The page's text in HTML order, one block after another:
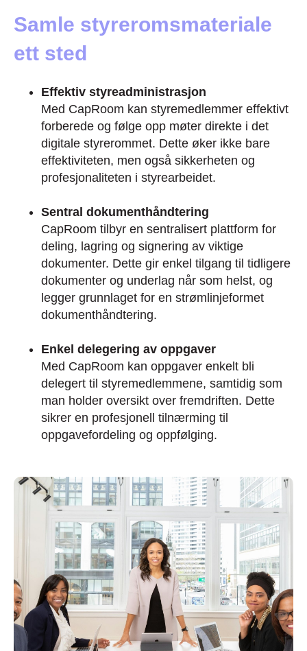
Samle styreromsmateriale
ett sted
Effektiv styreadministrasjon
Med CapRoom kan styremedlemmer effektivt
forberede og følge opp møter direkte i det
digitale styrerommet. Dette øker ikke bare
effektiviteten, men også sikkerheten og
profesjonaliteten i styrearbeidet.
Sentral dokumenthåndtering
CapRoom tilbyr en sentralisert plattform for
deling, lagring og signering av viktige
dokumenter. Dette gir enkel tilgang til tidligere
dokumenter og underlag når som helst, og
legger grunnlaget for en strømlinjeformet
dokumenthåndtering.
Enkel delegering av oppgaver
Med CapRoom kan oppgaver enkelt bli
delegert til styremedlemmene, samtidig som
man holder oversikt over fremdriften. Dette
sikrer en profesjonell tilnærming til
oppgavefordeling og oppfølging.